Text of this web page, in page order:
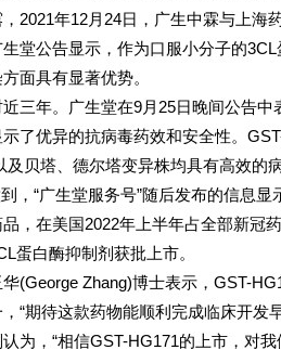
年12月24日，广生中霖与上海
堂公告显示，作为口服小分子的
面具有显著优势。
年。广生堂在9月25日晚间公告中
了优异的抗病毒药效和安全性。
贝塔、德尔塔变异株均具有高效的
“广生堂服务号”随后发布的信息显
，在美国2022年上半年占全部新冠
蛋白酶抑制剂获批上市。
Zhang)博士表示，GST-
“期待这款药物能顺利完成临床开
为，“相信GST-HG171的上市，对